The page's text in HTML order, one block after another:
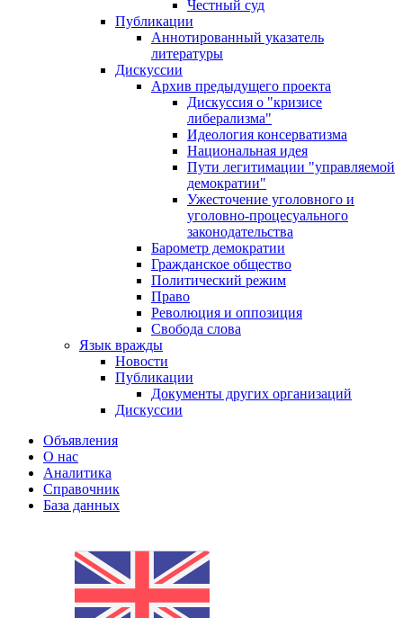
Честный суд
Публикации
Аннотированный указатель
литературы
Дискуссии
Архив предыдущего проекта
Дискуссия о "кризисе
либерализма"
Идеология консерватизма
Национальная идея
Пути легитимации "управляемой
демократии"
Ужесточение уголовного и
уголовно-процесуального
законодательства
Барометр демократии
Гражданское общество
Политический режим
Право
Революция и оппозиция
Свобода слова
Язык вражды
Новости
Публикации
Документы других организаций
Дискуссии
Объявления
О нас
Аналитика
Справочник
База данных